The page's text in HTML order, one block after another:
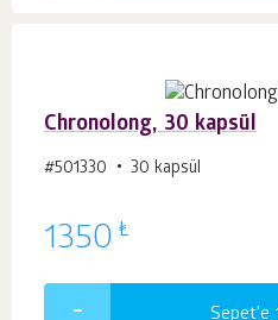
Chronolong, 30 kapsül
#501330 30 kapsül
1350 ₺
Sepet'e